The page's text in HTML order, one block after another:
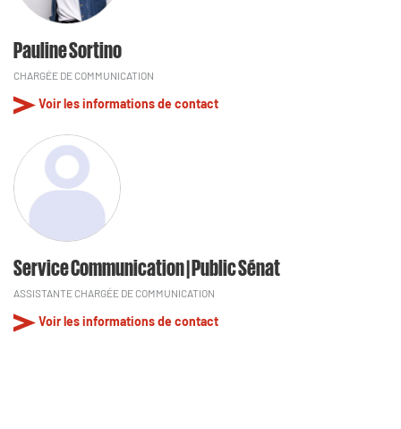
Pauline Sortino
CHARGÉE DE COMMUNICATION
Voir les informations de contact
Service Communication | Public Sénat
ASSISTANTE CHARGÉE DE COMMUNICATION
Voir les informations de contact